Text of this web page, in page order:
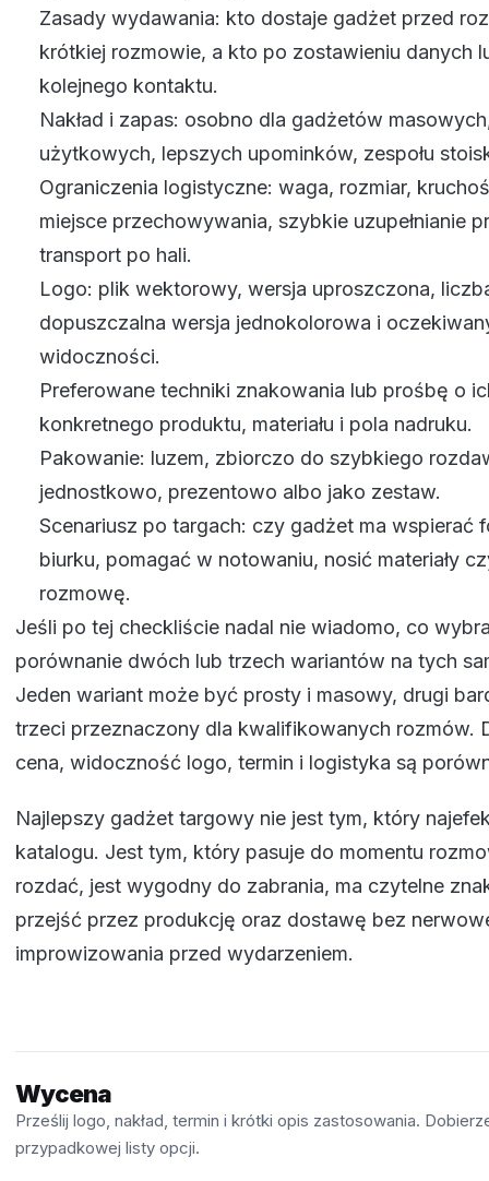
Wycena
Prześlij logo, nakład, termin i krótki opis zastosowania.
przypadkowej listy opcji.
Zasady wydawania: kto dostaje gadżet przed
krótkiej rozmowie, a kto po zostawieniu danych
kolejnego kontaktu.
Nakład i zapas: osobno dla gadżetów
użytkowych, lepszych upominków, zespołu
Ograniczenia logistyczne: waga, rozmiar,
miejsce przechowywania, szybkie uzupełnianie
transport po hali.
Logo: plik wektorowy, wersja uproszczona,
dopuszczalna wersja jednokolorowa i
widoczności.
Preferowane techniki znakowania lub prośbę o
konkretnego produktu, materiału i pola nadruku.
Pakowanie: luzem, zbiorczo do szybkiego
jednostkowo, prezentowo albo jako zestaw.
Scenariusz po targach: czy gadżet ma wspierać
biurku, pomagać w notowaniu, nosić materiały
rozmowę.
Jeśli po tej checkliście nadal nie wiadomo, co
porównanie dwóch lub trzech wariantów na tych
Jeden wariant może być prosty i masowy, drugi
trzeci przeznaczony dla kwalifikowanych rozmów.
cena, widoczność logo, termin i logistyka są
Najlepszy gadżet targowy nie jest tym, który
katalogu. Jest tym, który pasuje do momentu
rozdać, jest wygodny do zabrania, ma czytelne
przejść przez produkcję oraz dostawę bez
improwizowania przed wydarzeniem.